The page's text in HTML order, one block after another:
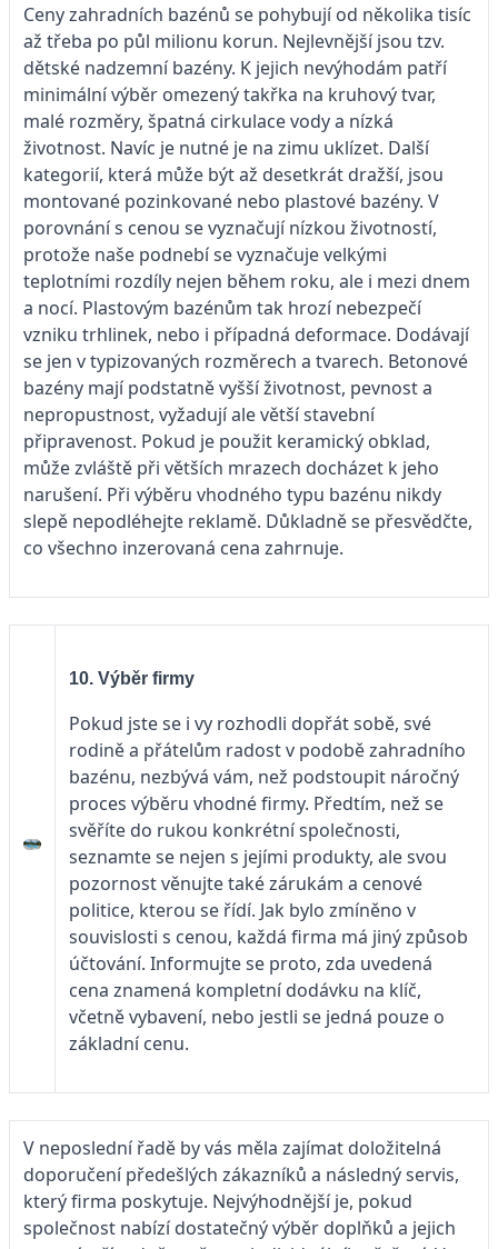
Ceny zahradních bazénů se pohybují od několika tisíc
až třeba po půl milionu korun. Nejlevnější jsou tzv.
dětské nadzemní bazény. K jejich nevýhodám patří
minimální výběr omezený takřka na kruhový tvar,
malé rozměry, špatná cirkulace vody a nízká
životnost. Navíc je nutné je na zimu uklízet. Další
kategorií, která může být až desetkrát dražší, jsou
montované pozinkované nebo plastové bazény. V
porovnání s cenou se vyznačují nízkou životností,
protože naše podnebí se vyznačuje velkými
teplotními rozdíly nejen během roku, ale i mezi dnem
a nocí. Plastovým bazénům tak hrozí nebezpečí
vzniku trhlinek, nebo i případná deformace. Dodávají
se jen v typizovaných rozměrech a tvarech. Betonové
bazény mají podstatně vyšší životnost, pevnost a
nepropustnost, vyžadují ale větší stavební
připravenost. Pokud je použit keramický obklad,
může zvláště při větších mrazech docházet k jeho
narušení. Při výběru vhodného typu bazénu nikdy
slepě nepodléhejte reklamě. Důkladně se přesvědčte,
co všechno inzerovaná cena zahrnuje.
10. Výběr firmy
Pokud jste se i vy rozhodli dopřát sobě, své
rodině a přátelům radost v podobě zahradního
bazénu, nezbývá vám, než podstoupit náročný
proces výběru vhodné firmy. Předtím, než se
svěříte do rukou konkrétní společnosti,
seznamte se nejen s jejími produkty, ale svou
pozornost věnujte také zárukám a cenové
politice, kterou se řídí. Jak bylo zmíněno v
souvislosti s cenou, každá firma má jiný způsob
účtování. Informujte se proto, zda uvedená
cena znamená kompletní dodávku na klíč,
včetně vybavení, nebo jestli se jedná pouze o
základní cenu.
V neposlední řadě by vás měla zajímat doložitelná
doporučení předešlých zákazníků a následný servis,
který firma poskytuje. Nejvýhodnější je, pokud
společnost nabízí dostatečný výběr doplňků a jejich